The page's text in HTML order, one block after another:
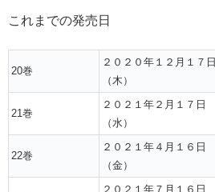
これまでの発売日
20巻
２０２０年１２月１７日
（木）
21巻
２０２１年２月１７日
（水）
22巻
２０２１年４月１６日
（金）
２０２１年７月１６日